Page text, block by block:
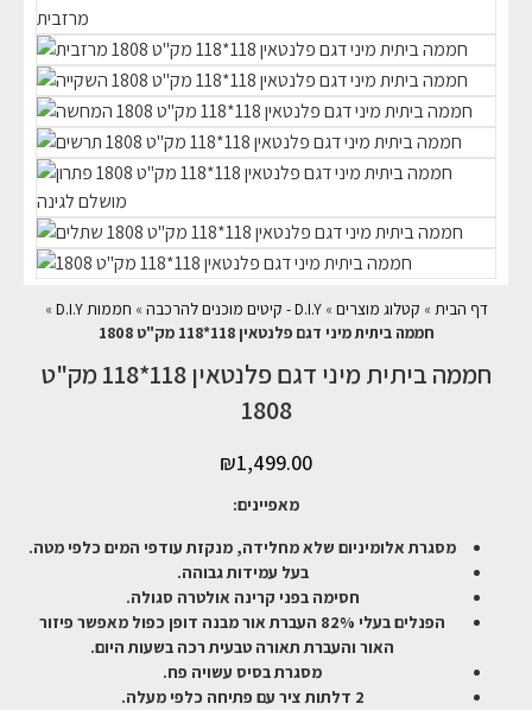
דף הבית » קטלוג מוצרים »D.I.Y - קיטים מוכנים להרכבה » חממות D.I.Y
»
חממה ביתית מיני דגם פלנטאין 118*118 מק"ט 1808
חממה ביתית מיני דגם פלנטאין 118*118 מק"ט
1808
₪1,499.00
מאפיינים:
מסגרת אלומיניום שלא מחלידה, מנקזת עודפי המים כלפי מטה.
בעל עמידות גבוהה.
חסימה בפני קרינה אולטרה סגולה.
הפנלים בעלי 82% העברת אור מבנה דופן כפול מאפשר פיזור
האור והעברת תאורה טבעית רכה בשעות היום.
מסגרת בסיס עשויה פח.
2 דלתות ציר עם פתיחה כלפי מעלה.